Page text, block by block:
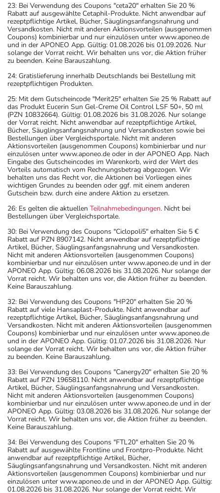
23: Bei Verwendung des Coupons "ceta20" erhalten Sie 20 %
Rabatt auf ausgewählte Cetaphil-Produkte. Nicht anwendbar auf
rezeptpflichtige Artikel, Bücher, Säuglingsanfangsnahrung und
Versandkosten. Nicht mit anderen Aktionsvorteilen (ausgenommen
Coupons) kombinierbar und nur einzulösen unter www.aponeo.de
und in der APONEO App. Gültig: 01.08.2026 bis 01.09.2026. Nur
solange der Vorrat reicht. Wir behalten uns vor, die Aktion früher
zu beenden. Keine Barauszahlung.
24: Gratislieferung innerhalb Deutschlands bei Bestellung mit
rezeptpflichtigen Produkten.
25: Mit dem Gutscheincode "Merit25" erhalten Sie 25 % Rabatt auf
das Produkt Eucerin Sun Gel-Creme Oil Control LSF 50+, 50 ml
(PZN 10832664). Gültig: 01.08.2026 bis 31.08.2026. Nur solange
der Vorrat reicht. Nicht anwendbar auf rezeptpflichtige Artikel,
Bücher, Säuglingsanfangsnahrung und Versandkosten sowie bei
Bestellungen über Vergleichsportale. Nicht mit anderen
Aktionsvorteilen (ausgenommen Coupons) kombinierbar und nur
einzulösen unter www.aponeo.de oder in der APONEO App. Nach
Eingabe des Gutscheincodes im Warenkorb, wird der Wert des
Vorteils automatisch vom Rechnungsbetrag abgezogen. Wir
behalten uns das Recht vor, die Aktionen bei Vorliegen eines
wichtigen Grundes zu beenden oder ggf. mit einem anderen
Gutschein bzw. durch eine andere Aktion zu ersetzen.
26: Es gelten die aktuellen Teilnahmebedingungen. Nicht bei
Bestellungen über Vergleichsportale.
30: Bei Verwendung des Coupons "Ciclopoli5" erhalten Sie 5 €
Rabatt auf PZN 8907142. Nicht anwendbar auf rezeptpflichtige
Artikel, Bücher, Säuglingsanfangsnahrung und Versandkosten.
Nicht mit anderen Aktionsvorteilen (ausgenommen Coupons)
kombinierbar und nur einzulösen unter www.aponeo.de und in der
APONEO App. Gültig: 06.08.2026 bis 31.08.2026. Nur solange der
Vorrat reicht. Wir behalten uns vor, die Aktion früher zu beenden.
Keine Barauszahlung.
32: Bei Verwendung des Coupons "HP20" erhalten Sie 20 %
Rabatt auf viele Hansaplast-Produkte. Nicht anwendbar auf
rezeptpflichtige Artikel, Bücher, Säuglingsanfangsnahrung und
Versandkosten. Nicht mit anderen Aktionsvorteilen (ausgenommen
Coupons) kombinierbar und nur einzulösen unter www.aponeo.de
und in der APONEO App. Gültig: 01.07.2026 bis 31.08.2026. Nur
solange der Vorrat reicht. Wir behalten uns vor, die Aktion früher
zu beenden. Keine Barauszahlung.
33: Bei Verwendung des Coupons "Canergy20" erhalten Sie 20 %
Rabatt auf PZN 19658110. Nicht anwendbar auf rezeptpflichtige
Artikel, Bücher, Säuglingsanfangsnahrung und Versandkosten.
Nicht mit anderen Aktionsvorteilen (ausgenommen Coupons)
kombinierbar und nur einzulösen unter www.aponeo.de und in der
APONEO App. Gültig: 03.08.2026 bis 31.08.2026. Nur solange der
Vorrat reicht. Wir behalten uns vor, die Aktion früher zu beenden.
Keine Barauszahlung.
34: Bei Verwendung des Coupons "FTL20" erhalten Sie 20 %
Rabatt auf ausgewählte Frontline und Frontpro-Produkte. Nicht
anwendbar auf rezeptpflichtige Artikel, Bücher,
Säuglingsanfangsnahrung und Versandkosten. Nicht mit anderen
Aktionsvorteilen (ausgenommen Coupons) kombinierbar und nur
einzulösen unter www.aponeo.de und in der APONEO App. Gültig:
01.08.2026 bis 31.08.2026. Nur solange der Vorrat reicht. Wir